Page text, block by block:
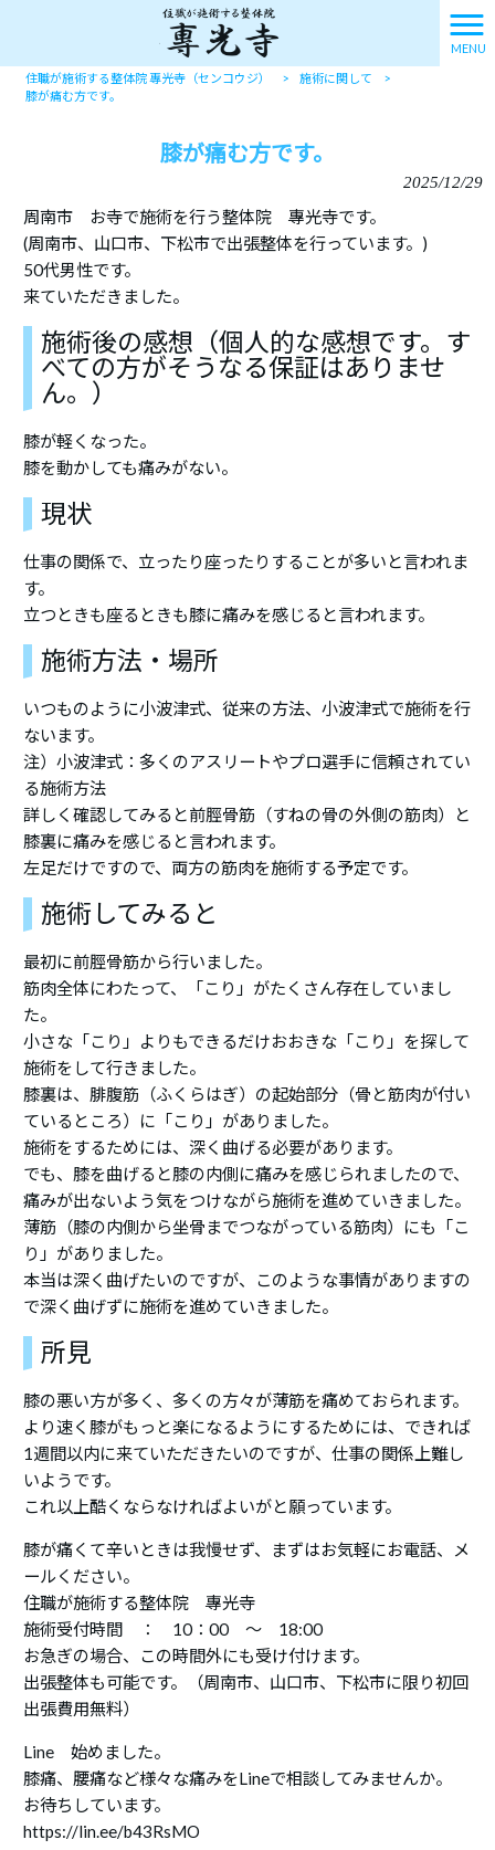
MENU
住職が施術する整体院 專光寺（センコウジ） > 施術に関して
>
膝が痛む方です。
膝が痛む方です。
2025/12/29
周南市 お寺で施術を行う整体院 專光寺です。
(周南市、山口市、下松市で出張整体を行っています。)
50代男性です。
来ていただきました。
施術後の感想（個人的な感想です。す
べての方がそうなる保証はありませ
ん。）
膝が軽くなった。
膝を動かしても痛みがない。
現状
仕事の関係で、立ったり座ったりすることが多いと言われま
す。
立つときも座るときも膝に痛みを感じると言われます。
施術方法・場所
いつものように小波津式、従来の方法、小波津式で施術を行
ないます。
注）小波津式：多くのアスリートやプロ選手に信頼されてい
る施術方法
詳しく確認してみると前脛骨筋（すねの骨の外側の筋肉）と
膝裏に痛みを感じると言われます。
左足だけですので、両方の筋肉を施術する予定です。
施術してみると
最初に前脛骨筋から行いました。
筋肉全体にわたって、「こり」がたくさん存在していまし
た。
小さな「こり」よりもできるだけおおきな「こり」を探して
施術をして行きました。
膝裏は、腓腹筋（ふくらはぎ）の起始部分（骨と筋肉が付い
ているところ）に「こり」がありました。
施術をするためには、深く曲げる必要があります。
でも、膝を曲げると膝の内側に痛みを感じられましたので、
痛みが出ないよう気をつけながら施術を進めていきました。
薄筋（膝の内側から坐骨までつながっている筋肉）にも「こ
り」がありました。
本当は深く曲げたいのですが、このような事情がありますの
で深く曲げずに施術を進めていきました。
所見
膝の悪い方が多く、多くの方々が薄筋を痛めておられます。
より速く膝がもっと楽になるようにするためには、できれば
1週間以内に来ていただきたいのですが、仕事の関係上難し
いようです。
これ以上酷くならなければよいがと願っています。
膝が痛くて辛いときは我慢せず、まずはお気軽にお電話、メ
ールください。
住職が施術する整体院 專光寺
施術受付時間 ： 10：00 ～ 18:00
お急ぎの場合、この時間外にも受け付けます。
出張整体も可能です。（周南市、山口市、下松市に限り初回
出張費用無料）
Line 始めました。
膝痛、腰痛など様々な痛みをLineで相談してみませんか。
お待ちしています。
https://lin.ee/b43RsMO